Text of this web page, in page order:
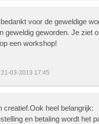
voor de geweldige
geweldig geworden. Je ziet
een workshop!
21-03-2013 17:45
creatief.Ook heel belangrijk:
en betaling wordt het